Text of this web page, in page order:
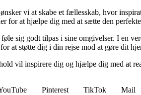
vi at skabe et fællesskab, hvor
for at hjælpe dig med at sætte den
sig godt tilpas i sine omgivelser. I en
at støtte dig i din rejse mod at gøre dit
vil inspirere dig og hjælpe dig med at
Pinterest TikTok Mail